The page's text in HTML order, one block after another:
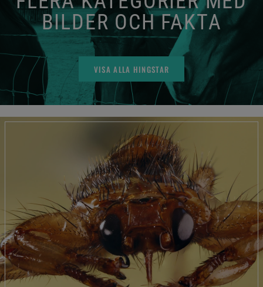
BILDER OCH FAKTA
VISA ALLA HINGSTAR